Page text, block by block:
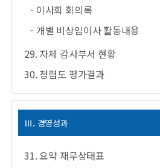
- 이사회 회의록
- 개별 비상임이사 활동내용
29. 자체 감사부서 현황
30. 청렴도 평가결과
Ⅲ. 경영성과
31. 요약 재무상태표